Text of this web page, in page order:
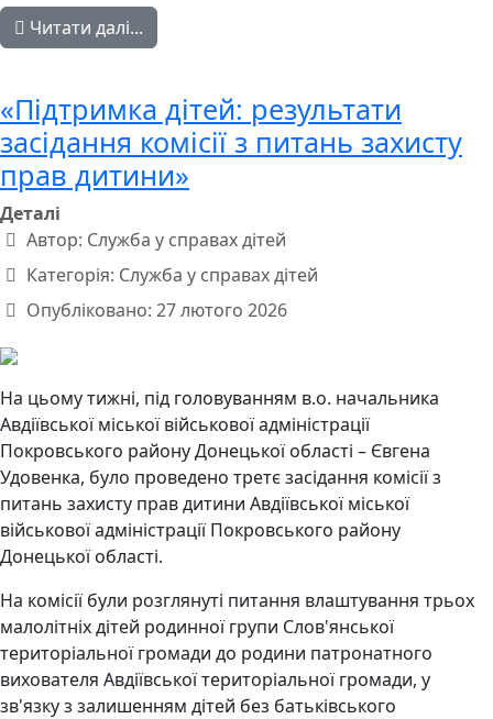
Читати далі...
«Підтримка дітей: результати
засідання комісії з питань захисту
прав дитини»
Деталі
Автор: Служба у справах дітей
Категорія: Служба у справах дітей
Опубліковано: 27 лютого 2026
На цьому тижні, під головуванням в.о. начальника
Авдіївської міської військової адміністрації
Покровського району Донецької області – Євгена
Удовенка, було проведено третє засідання комісії з
питань захисту прав дитини Авдіївської міської
військової адміністрації Покровського району
Донецької області.
На комісії були розглянуті питання влаштування трьох
малолітніх дітей родинної групи Слов'янської
територіальної громади до родини патронатного
вихователя Авдіївської територіальної громади, у
зв'язку з залишенням дітей без батьківського